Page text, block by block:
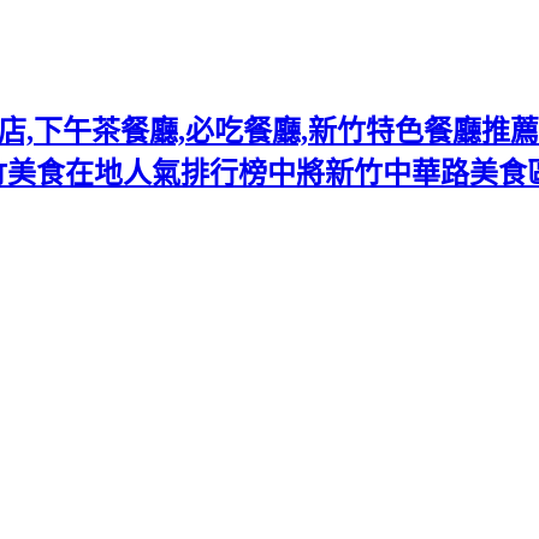
,下午茶餐廳,必吃餐廳,新竹特色餐廳推
食在地人氣排行榜中將新竹中華路美食